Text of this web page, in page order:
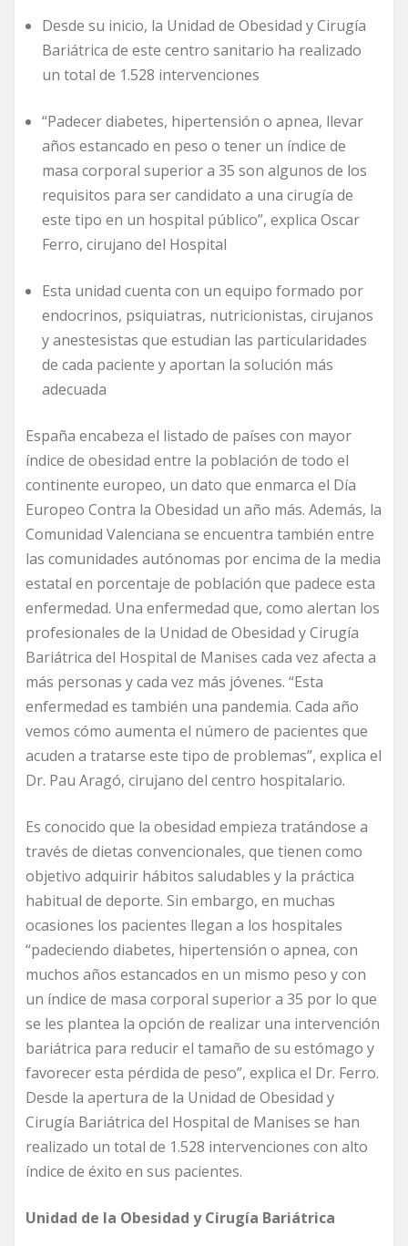
Desde su inicio, la Unidad de Obesidad y Cirugía
Bariátrica de este centro sanitario ha realizado
un total de 1.528 intervenciones
“Padecer diabetes, hipertensión o apnea, llevar
años estancado en peso o tener un índice de
masa corporal superior a 35 son algunos de los
requisitos para ser candidato a una cirugía de
este tipo en un hospital público”, explica Oscar
Ferro, cirujano del Hospital
Esta unidad cuenta con un equipo formado por
endocrinos, psiquiatras, nutricionistas, cirujanos
y anestesistas que estudian las particularidades
de cada paciente y aportan la solución más
adecuada
España encabeza el listado de países con mayor
índice de obesidad entre la población de todo el
continente europeo, un dato que enmarca el Día
Europeo Contra la Obesidad un año más. Además, la
Comunidad Valenciana se encuentra también entre
las comunidades autónomas por encima de la media
estatal en porcentaje de población que padece esta
enfermedad. Una enfermedad que, como alertan los
profesionales de la Unidad de Obesidad y Cirugía
Bariátrica del Hospital de Manises cada vez afecta a
más personas y cada vez más jóvenes. “Esta
enfermedad es también una pandemia. Cada año
vemos cómo aumenta el número de pacientes que
acuden a tratarse este tipo de problemas”, explica el
Dr. Pau Aragó, cirujano del centro hospitalario.
Es conocido que la obesidad empieza tratándose a
través de dietas convencionales, que tienen como
objetivo adquirir hábitos saludables y la práctica
habitual de deporte. Sin embargo, en muchas
ocasiones los pacientes llegan a los hospitales
“padeciendo diabetes, hipertensión o apnea, con
muchos años estancados en un mismo peso y con
un índice de masa corporal superior a 35 por lo que
se les plantea la opción de realizar una intervención
bariátrica para reducir el tamaño de su estómago y
favorecer esta pérdida de peso”, explica el Dr. Ferro.
Desde la apertura de la Unidad de Obesidad y
Cirugía Bariátrica del Hospital de Manises se han
realizado un total de 1.528 intervenciones con alto
índice de éxito en sus pacientes.
Unidad de la Obesidad y Cirugía Bariátrica